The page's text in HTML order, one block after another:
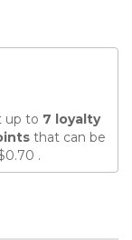
up to 7 loyalty
that can be
.